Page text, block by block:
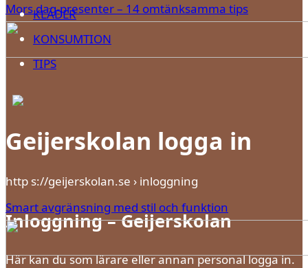
Mors dag-presenter – 14 omtänksamma tips
Smart avgränsning med stil och funktion
KLÄDER
KONSUMTION
TIPS
Geijerskolan logga in
http s://geijerskolan.se › inloggning
Inloggning – Geijerskolan
Här kan du som lärare eller annan personal logga in.